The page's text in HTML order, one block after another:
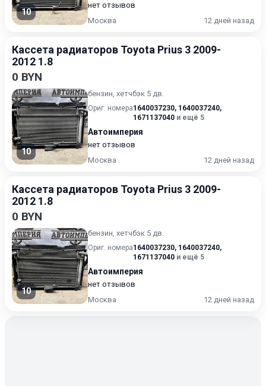
10
нет отзывов
Москва
12 дней назад
Кассета радиаторов Toyota Prius 3 2009-
2012 1.8
0 BYN
10
бензин, хетчбэк 5 дв.
Ориг. номера1640037230, 1640037240,
1671137040 и ещё 5
Автоимперия
нет отзывов
Москва
12 дней назад
Кассета радиаторов Toyota Prius 3 2009-
2012 1.8
0 BYN
10
бензин, хетчбэк 5 дв.
Ориг. номера1640037230, 1640037240,
1671137040 и ещё 5
Автоимперия
нет отзывов
Москва
12 дней назад